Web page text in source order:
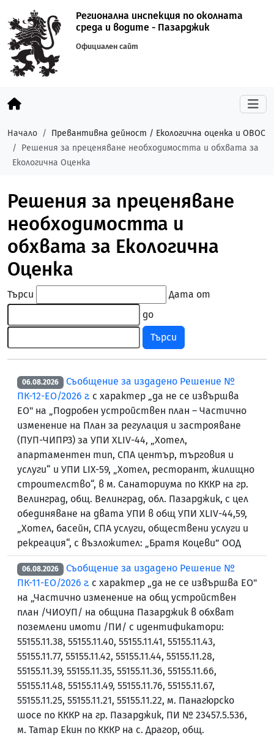
Регионална инспекция по околната
среда и водите - Пазарджик
Официален сайт
Начало
Превантивна дейност / Екологична оценка и ОВОС
Решения за преценяване необходимостта и обхвата за
Екологична Оценка
Решения за преценяване
необходимостта и
обхвата за Екологична
Оценка
Търси
Дата от
до
Търси
06.08.2026
Съобщение за издадено Решение №
ПК-12-ЕО/2026 г. с характер „да не се извършва
ЕО" на „Подробен устройствен план – Частично
изменение на План за регулация и застрояване
(ПУП-ЧИПРЗ) за УПИ ХLIV-44, „Хотел,
апартаментен тип, СПА център, търговия и
услуги“ и УПИ LIX-59, „Хотел, ресторант, жилищно
строителство“, в м. Санаториума по КККР на гр.
Велинград, общ. Велинград, обл. Пазарджик, с цел
обединяване на двата УПИ в общ УПИ ХLIV-44,59,
„Хотел, басейн, СПА услуги, обществени услуги и
рекреация“, с възложител: „Братя Коцеви” ООД
06.08.2026
Съобщение за издадено Решение №
ПК-11-ЕО/2026 г. с характер „да не се извършва ЕО"
на „Частично изменение на общ устройствен
план /ЧИОУП/ на община Пазарджик в обхват
поземлени имоти /ПИ/ с идентификатори:
55155.11.38, 55155.11.40, 55155.11.41, 55155.11.43,
55155.11.77, 55155.11.42, 55155.11.44, 55155.11.28,
55155.11.39, 55155.11.35, 55155.11.36, 55155.11.66,
55155.11.48, 55155.11.49, 55155.11.76, 55155.11.67,
55155.11.25, 55155.11.21, 55155.11.22, м. Панагюрско
шосе по КККР на гр. Пазарджик, ПИ № 23457.5.536,
м. Татар Екин по КККР на с. Драгор, общ.